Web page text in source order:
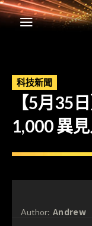
科技新聞
【5月35
1,000 異
Author: Andrew